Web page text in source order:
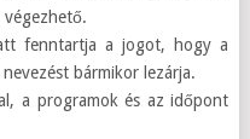
fenntartja a jogot, hogy a
bármikor lezárja.
a programok és az időpont